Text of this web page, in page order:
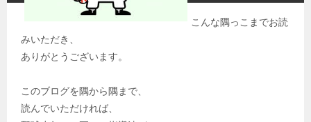
こんな隅っこまでお読
みいただき、
ありがとうございます。
このブログを隅から隅まで、
読んでいただければ、